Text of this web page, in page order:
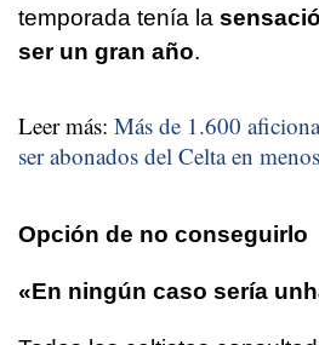
temporada tenía la
ser un gran año.
Leer más: Más de 1.600
ser abonados del Celta en
Opción de no conseguirlo
«En ningún caso sería